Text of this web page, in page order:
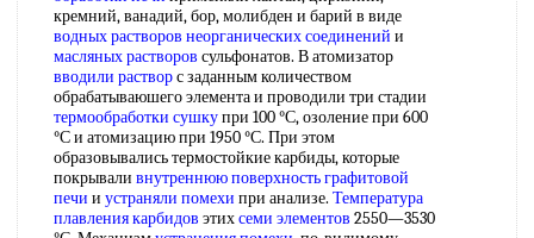
кремний, ванадий, бор, молибден и барий в виде
водных растворов неорганических соединений и
масляных растворов сульфонатов. В атомизатор
вводили растворс заданным количеством
обрабатываюшего элемента и проводили три стадии
термообработки сушкупри 100 °С, озоление при 600
°С и атомизацию при 1950 °С. При этом
образовывались термостойкие карбиды, которые
покрывали внутреннюю поверхностьграфитовой
печи и устраняли помехи при анализе. Температура
плавления карбидов этихсеми элементов 2550—3530